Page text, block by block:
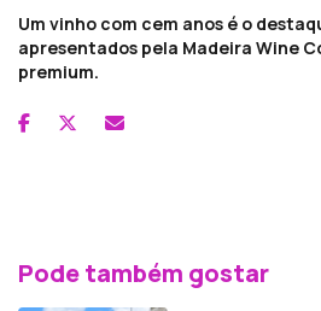
Um vinho com cem anos é o
apresentados pela Madeira Wine
premium.
Pode também gostar